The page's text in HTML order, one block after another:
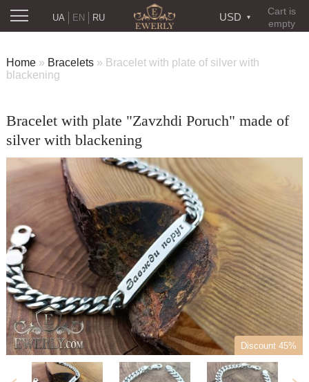
Cart is
empty
USD
RU
UA EN
Home » Bracelets » Bracelet with plate of silver with
blackening
Bracelet with plate "Zavzhdi Poruch" made of
silver with blackening
Discount 45%